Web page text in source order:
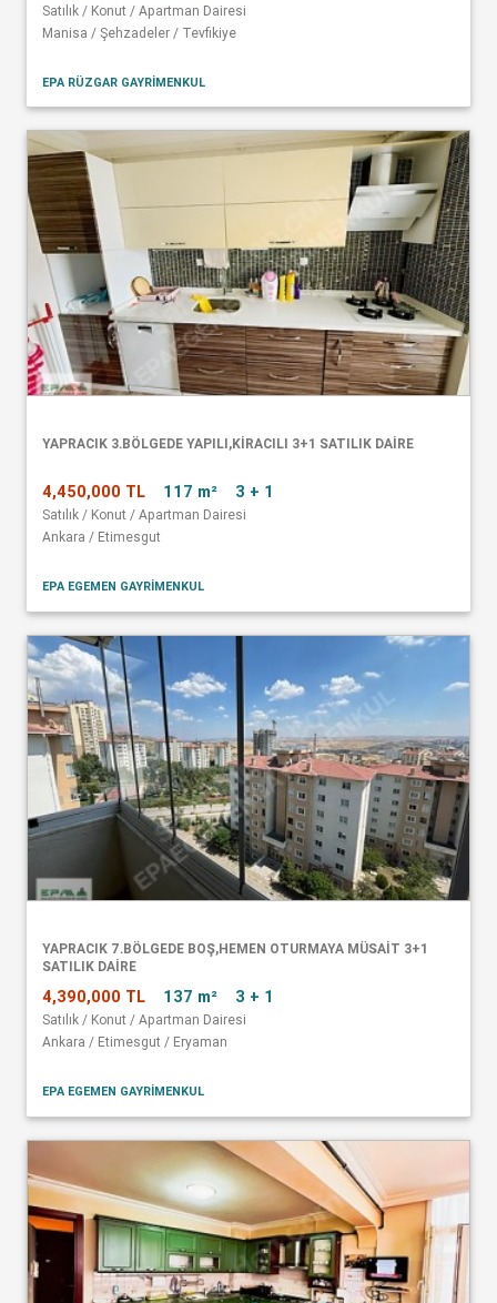
Satılık / Konut / Apartman Dairesi
Manisa / Şehzadeler / Tevfikiye
EPA RÜZGAR GAYRİMENKUL
YAPRACIK 3.BÖLGEDE YAPILI,KİRACILI 3+1 SATILIK DAİRE
4,450,000 TL 117 m² 3 + 1
Satılık / Konut / Apartman Dairesi
Ankara / Etimesgut
EPA EGEMEN GAYRİMENKUL
YAPRACIK 7.BÖLGEDE BOŞ,HEMEN OTURMAYA MÜSAİT 3+1
SATILIK DAİRE
4,390,000 TL 137 m² 3 + 1
Satılık / Konut / Apartman Dairesi
Ankara / Etimesgut / Eryaman
EPA EGEMEN GAYRİMENKUL